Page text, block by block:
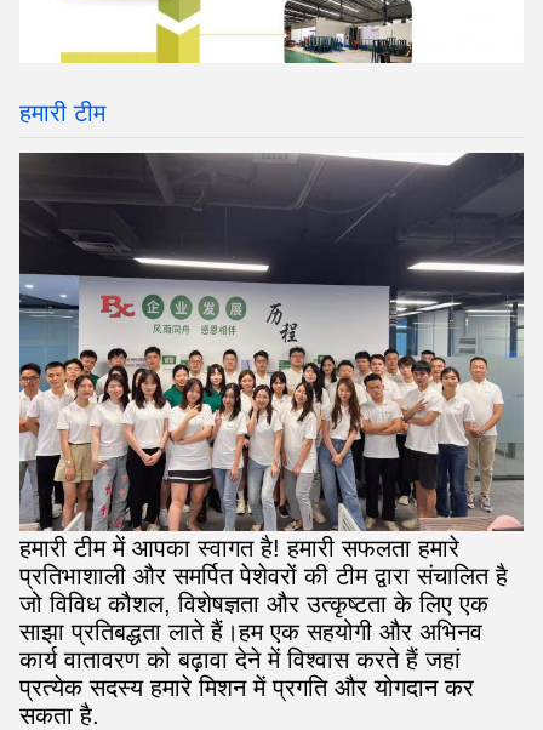
हमारी टीम
हमारी टीम में आपका स्वागत है! हमारी सफलता हमारे
प्रतिभाशाली और समर्पित पेशेवरों की टीम द्वारा संचालित है
जो विविध कौशल, विशेषज्ञता और उत्कृष्टता के लिए एक
साझा प्रतिबद्धता लाते हैं।हम एक सहयोगी और अभिनव
कार्य वातावरण को बढ़ावा देने में विश्वास करते हैं जहां
प्रत्येक सदस्य हमारे मिशन में प्रगति और योगदान कर
सकता है.